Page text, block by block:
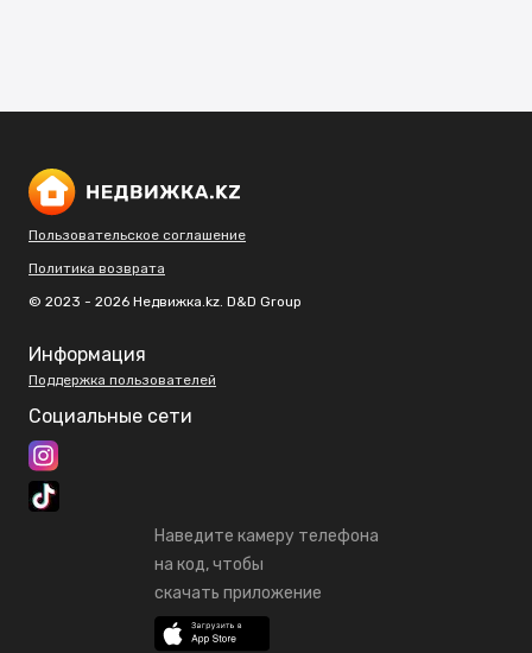
Пользовательское соглашение
Политика возврата
© 2023 - 2026 Недвижка.kz. D&D Group
Информация
Поддержка пользователей
Социальные сети
Наведите камеру телефона
на код, чтобы
скачать приложение